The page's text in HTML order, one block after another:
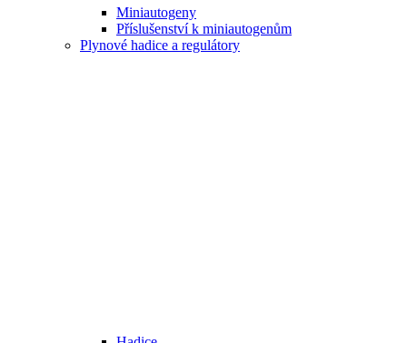
Miniautogeny
Příslušenství k miniautogenům
Plynové hadice a regulátory